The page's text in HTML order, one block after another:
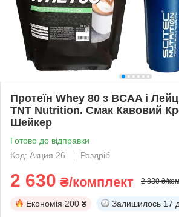
Протеїн Whey 80 з BCAA і
TNT Nutrition. Смак Кавовий
Шейкер
Готово до відправки
Код: Акция 26
Роздріб
2 630 ₴/комплект 2 830 ₴/
Економія 200 ₴ Залишилось 17